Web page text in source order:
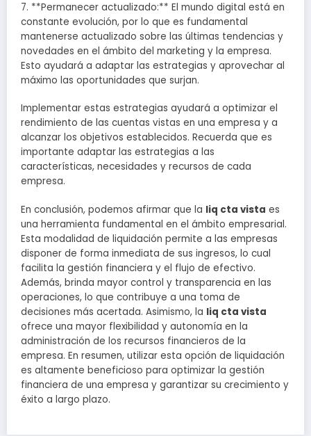
7. **Permanecer actualizado:** El mundo digital está en
constante evolución, por lo que es fundamental
mantenerse actualizado sobre las últimas tendencias y
novedades en el ámbito del marketing y la empresa.
Esto ayudará a adaptar las estrategias y aprovechar al
máximo las oportunidades que surjan.
Implementar estas estrategias ayudará a optimizar el
rendimiento de las cuentas vistas en una empresa y a
alcanzar los objetivos establecidos. Recuerda que es
importante adaptar las estrategias a las
características, necesidades y recursos de cada
empresa.
En conclusión, podemos afirmar que la liq cta vista es
una herramienta fundamental en el ámbito empresarial.
Esta modalidad de liquidación permite a las empresas
disponer de forma inmediata de sus ingresos, lo cual
facilita la gestión financiera y el flujo de efectivo.
Además, brinda mayor control y transparencia en las
operaciones, lo que contribuye a una toma de
decisiones más acertada. Asimismo, la liq cta vista
ofrece una mayor flexibilidad y autonomía en la
administración de los recursos financieros de la
empresa. En resumen, utilizar esta opción de liquidación
es altamente beneficioso para optimizar la gestión
financiera de una empresa y garantizar su crecimiento y
éxito a largo plazo.